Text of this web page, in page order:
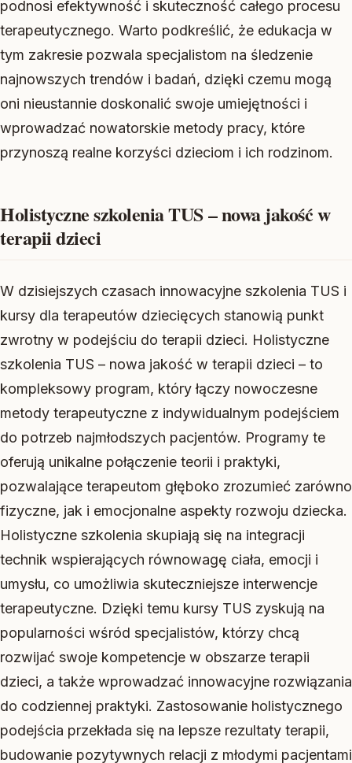
podnosi efektywność i skuteczność całego procesu
terapeutycznego. Warto podkreślić, że edukacja w
tym zakresie pozwala specjalistom na śledzenie
najnowszych trendów i badań, dzięki czemu mogą
oni nieustannie doskonalić swoje umiejętności i
wprowadzać nowatorskie metody pracy, które
przynoszą realne korzyści dzieciom i ich rodzinom.
Holistyczne szkolenia TUS – nowa jakość w
terapii dzieci
W dzisiejszych czasach innowacyjne szkolenia TUS i
kursy dla terapeutów dziecięcych stanowią punkt
zwrotny w podejściu do terapii dzieci. Holistyczne
szkolenia TUS – nowa jakość w terapii dzieci – to
kompleksowy program, który łączy nowoczesne
metody terapeutyczne z indywidualnym podejściem
do potrzeb najmłodszych pacjentów. Programy te
oferują unikalne połączenie teorii i praktyki,
pozwalające terapeutom głęboko zrozumieć zarówno
fizyczne, jak i emocjonalne aspekty rozwoju dziecka.
Holistyczne szkolenia skupiają się na integracji
technik wspierających równowagę ciała, emocji i
umysłu, co umożliwia skuteczniejsze interwencje
terapeutyczne. Dzięki temu kursy TUS zyskują na
popularności wśród specjalistów, którzy chcą
rozwijać swoje kompetencje w obszarze terapii
dzieci, a także wprowadzać innowacyjne rozwiązania
do codziennej praktyki. Zastosowanie holistycznego
podejścia przekłada się na lepsze rezultaty terapii,
budowanie pozytywnych relacji z młodymi pacjentami